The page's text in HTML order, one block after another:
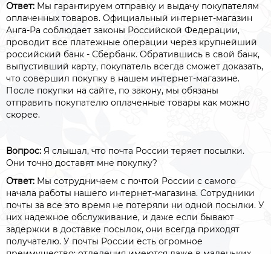
Ответ: Мы гарантируем отправку и выдачу покупателям
оплаченных товаров. Официальный интернет-магазин
Анга-Ра соблюдает законы Российской Федерации,
проводит все платежные операции через крупнейший
российский банк - Сбербанк. Обратившись в свой банк,
выпустивший карту, покупатель всегда сможет доказать,
что совершил покупку в нашем интернет-магазине.
После покупки на сайте, по закону, мы обязаны
отправить покупателю оплаченные товары как можно
скорее.
Вопрос: Я слышал, что почта России теряет посылки.
Они точно доставят мне покупку?
Ответ: Мы сотрудничаем с почтой России с самого
начала работы нашего интернет-магазина. Сотрудники
почты за все это время не потеряли ни одной посылки. У
них надежное обслуживание, и даже если бывают
задержки в доставке посылок, они всегда приходят
получателю. У почты России есть огромное